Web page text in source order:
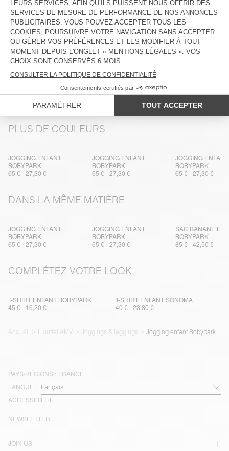
DESCRIPTION
TAILLE ET COUPE
COMPOSITION
ENTRETIEN
LIVRAISON ET RETOURS
PLUS DE COULEURS
JOGGING ENFANT
BOBYPARK
65 €
27,30 €
JOGGING ENFANT
BOBYPARK
65 €
27,30 €
JOGGING ENFANT
BOBYPARK
65 €
27,30 €
DANS LA MÊME MATIÈRE
JOGGING ENFANT
BOBYPARK
65 €
27,30 €
JOGGING ENFANT
BOBYPARK
65 €
27,30 €
SAC BANANE
BOBYPARK
85 €
42,50 €
COMPLÉTEZ VOTRE LOOK
T-SHIRT ENFANT BOBYPARK
45 €
16,20 €
T-SHIRT ENFANT SONOMA
40 €
23,80 €
Accueil L'outlet AMV Joggings & leggings Jogging enfant Bobypark
PAYS/RÉGIONS : FRANCE
LANGUE :
ACCESSIBILITÉ
JOIN US
NEWSLETTER